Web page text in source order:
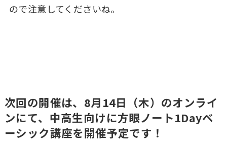
ので注意してくださいね。
次回の開催は、8月14日（木）のオンライ
ンにて、中高生向けに方眼ノート1Dayベ
ーシック講座を開催予定です！